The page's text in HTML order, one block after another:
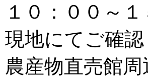
０：００～１
地にてご確認
産物直売館周